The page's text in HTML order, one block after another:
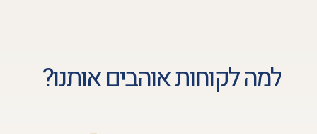
למה לקוחות אוהבים אותנו?